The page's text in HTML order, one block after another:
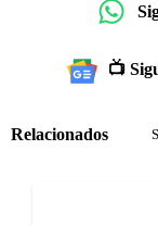
📺
Relacionados